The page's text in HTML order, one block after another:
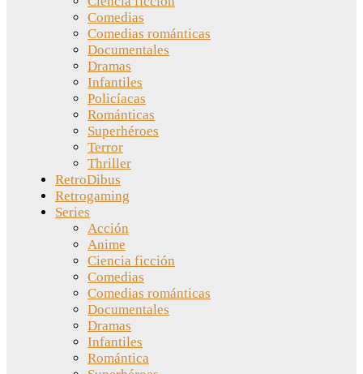
Comedias
Comedias románticas
Documentales
Dramas
Infantiles
Policíacas
Románticas
Superhéroes
Terror
Thriller
RetroDibus
Retrogaming
Series
Acción
Anime
Ciencia ficción
Comedias
Comedias románticas
Documentales
Dramas
Infantiles
Romántica